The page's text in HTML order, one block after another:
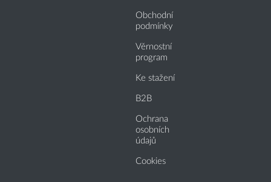
Obchodní
podmínky
Věrnostní
program
Ke stažení
B2B
Ochrana
osobních
údajů
Cookies